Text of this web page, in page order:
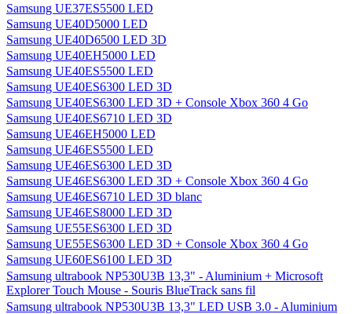
Samsung UE37ES5500 LED
Samsung UE40D5000 LED
Samsung UE40D6500 LED 3D
Samsung UE40EH5000 LED
Samsung UE40ES5500 LED
Samsung UE40ES6300 LED 3D
Samsung UE40ES6300 LED 3D + Console Xbox 360 4 Go
Samsung UE40ES6710 LED 3D
Samsung UE46EH5000 LED
Samsung UE46ES5500 LED
Samsung UE46ES6300 LED 3D
Samsung UE46ES6300 LED 3D + Console Xbox 360 4 Go
Samsung UE46ES6710 LED 3D blanc
Samsung UE46ES8000 LED 3D
Samsung UE55ES6300 LED 3D
Samsung UE55ES6300 LED 3D + Console Xbox 360 4 Go
Samsung UE60ES6100 LED 3D
Samsung ultrabook NP530U3B 13,3" - Aluminium + Microsoft
Explorer Touch Mouse - Souris BlueTrack sans fil
Samsung ultrabook NP530U3B 13,3" LED USB 3.0 - Aluminium